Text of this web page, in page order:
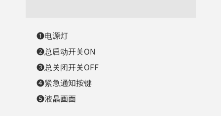
❶电源灯
❷总启动开关ON
❸总关闭开关OFF
❹紧急通知按键
❺液晶画面